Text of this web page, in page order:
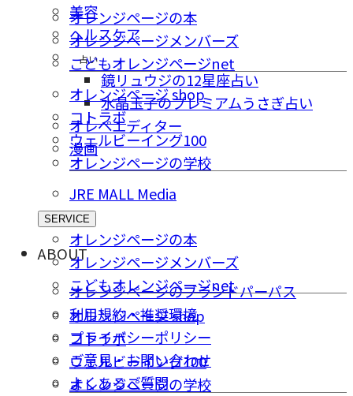
美容
ヘルスケア
占い
鏡リュウジの12星座占い
水晶玉子のプレミアムうさぎ占い
オレペエディター
漫画
オレンジページの本
オレンジページメンバーズ
こどもオレンジページnet
オレンジページ shop
コトラボ
ウェルビーイング100
オレンジページの学校
JRE MALL Media
SERVICE
オレンジページの本
オレンジページメンバーズ
こどもオレンジページnet
オレンジページ shop
コトラボ
ウェルビーイング100
オレンジページの学校
ABOUT
オレンジページのブランドパーパス
利用規約・推奨環境
プライバシーポリシー
ご意⾒・お問い合わせ
よくあるご質問